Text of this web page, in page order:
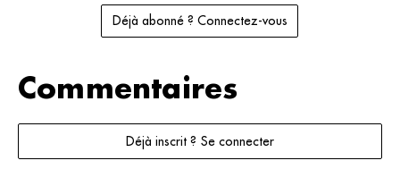
Déjà abonné ? Connectez-vous
Commentaires
Déjà inscrit ? Se connecter